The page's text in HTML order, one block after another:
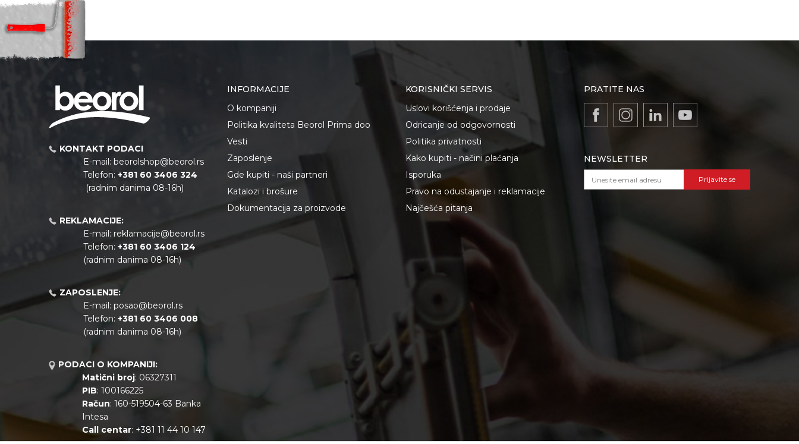
KONTAKT PODACI
E-mail: beorolshop@beorol.rs
Telefon: +381 60 3406 324
(radnim danima 08-16h)
REKLAMACIJE:
E-mail: reklamacije@beorol.rs
Telefon: +381 60 3406 124
(radnim danima 08-16h)
ZAPOSLENJE:
E-mail: posao@beorol.rs
Telefon: +381 60 3406 008
(radnim danima 08-16h)
PODACI O KOMPANIJI:
Matični broj: 06327311
PIB: 100166225
Račun: 160-519504-63 Banka
Intesa
Call centar: +381 11 44 10 147
INFORMACIJE
O kompaniji
Politika kvaliteta Beorol Prima doo
Vesti
Zaposlenje
Gde kupiti - naši partneri
Katalozi i brošure
Dokumentacija za proizvode
KORISNIČKI SERVIS
Uslovi korišćenja i prodaje
Odricanje od odgovornosti
Politika privatnosti
Kako kupiti - načini plaćanja
Isporuka
Pravo na odustajanje i reklamacije
Najčešća pitanja
PRATITE NAS
NEWSLETTER
Prijavite se